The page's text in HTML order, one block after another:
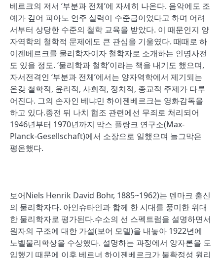
베르크의 저서 ‘부분과 전체’에 자세히 나온다. 음악에도 조
예가 깊어 피아노 연주 실력이 수준급이었다고 하며 어려
서부터 상당한 수준의 철학 교육을 받았다. 이 때문인지 양
자역학의 철학적 문제에도 큰 관심을 기울였다. 때때로 하
이젠베르크를 물리학자이자 철학자로 소개하는 인명사전
도 있을 정도. ‘물리학과 철학’이라는 책을 내기도 했으며,
자서전격인 ‘부분과 전체’에서는 양자역학에서 제기되는
온갖 철학적, 윤리적, 사회적, 정치적, 종교적 주제가 다루
어진다. 그의 손자인 베냐민 하이젠베르크는 영화감독을
하고 있다.종전 뒤 나치 협조 관련에선 무죄로 처리되어
1946년부터 1970년까지 막스 플랑크 연구소(Max-
Planck-Gesellschaft)에서 소장으로 일했으며 늘그막은
평온했다.
보어Niels Henrik David Bohr, 1885~1962)는 덴마크 출신
의 물리학자다. 아인슈타인과 함께 한 시대를 풍미한 위대
한 물리학자로 평가된다.수소의 선 스펙트럼을 설명하면서
원자의 구조에 대한 가설(보어 모델)을 내놓아 1922년에
노벨물리학상을 수상했다. 설명하는 과정에서 양자론을 도
입했기 때문에 이후 베르너 하이젠베르크가 불확정성 원리